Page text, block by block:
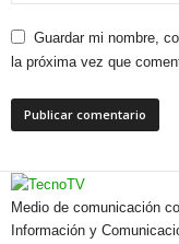
Guardar mi nombre,
la próxima vez que
Medio de comunicación
Información y